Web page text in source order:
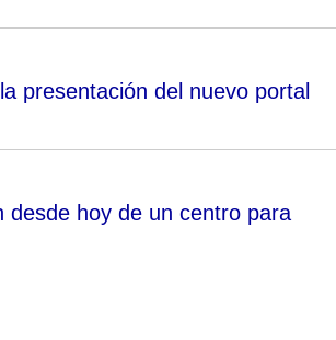
presentación del nuevo portal
desde hoy de un centro para